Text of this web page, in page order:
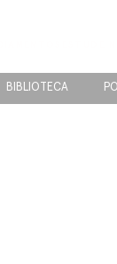
BIBLIOTECA